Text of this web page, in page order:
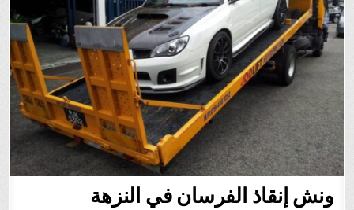
ونش إنقاذ الفرسان في النزهة